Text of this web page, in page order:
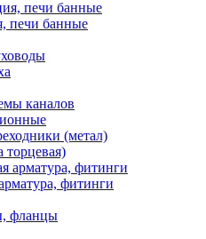
печи банные
каналов
(метал)
фитинги
фланцы